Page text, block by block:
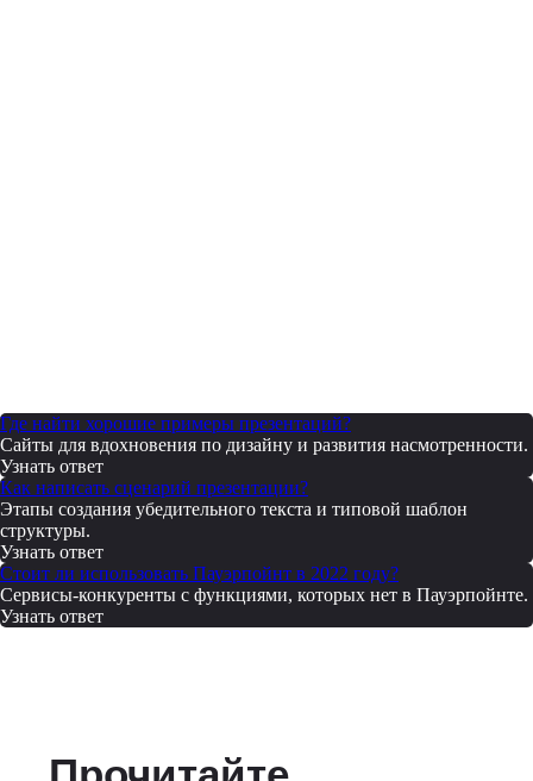
Где найти хорошие примеры презентаций?
Сайты для вдохновения по дизайну и развития насмотренности.
Узнать ответ
Как написать сценарий презентации?
Этапы создания убедительного текста и типовой шаблон
структуры.
Узнать ответ
Стоит ли использовать Пауэрпойнт в 2022 году?
Сервисы-конкуренты с функциями, которых нет в Пауэрпойнте.
Узнать ответ